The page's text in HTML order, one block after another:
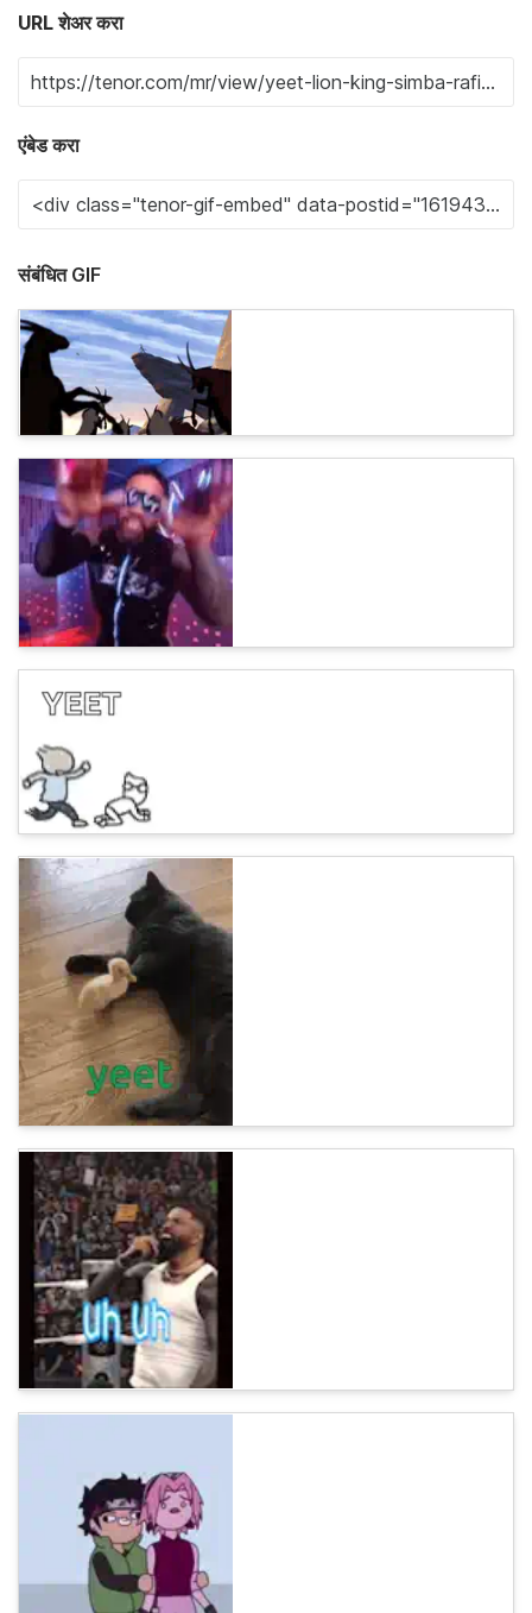
URL शेअर करा
एंबेड करा
संबंधित GIF